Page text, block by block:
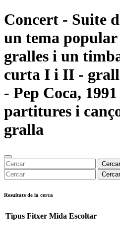
Concert - Suite
un tema popular
gralles i un
curta I i II -
- Pep Coca,
partitures i
gralla
Cercar
Cercar
Resultats de la cerca
Tipus Fitxer Mida Escoltar